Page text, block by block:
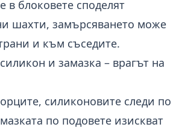
в блоковете споделят
шахти, замърсяването може
и към съседите.
и замазка – врагът на
силиконовите следи по
по подовете изискват